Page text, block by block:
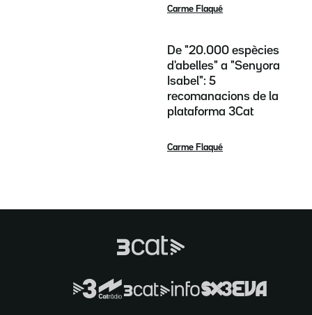
Carme Flaqué
De "20.000 espècies
d'abelles" a "Senyora
Isabel": 5
recomanacions de la
plataforma 3Cat
Carme Flaqué